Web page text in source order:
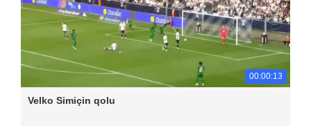
00:00:13
Velko Simiçin qolu